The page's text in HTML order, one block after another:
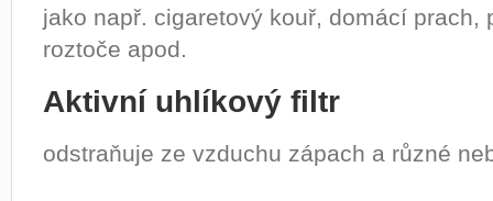
jako např. cigaretový kouř, domácí prach,
roztoče apod.
Aktivní uhlíkový filtr
odstraňuje ze vzduchu zápach a různé